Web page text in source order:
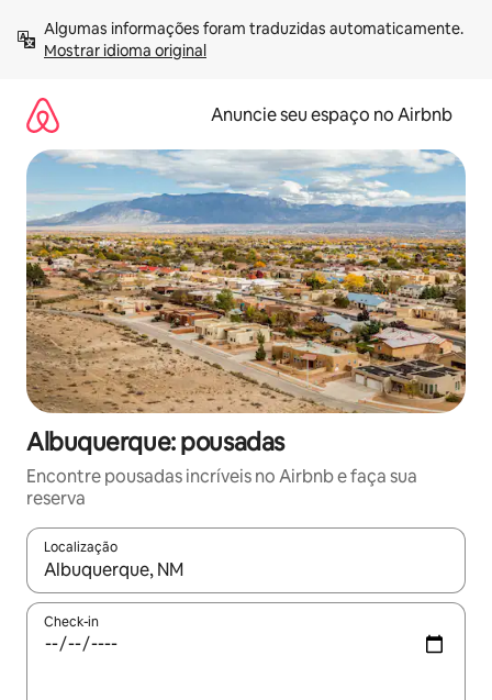
para
Mostrar idioma original
Anuncie seu espaço no Airbnb
Albuquerque: pousadas
Encontre pousadas incríveis no Airbnb e faça sua
reserva
Localização
Quando os resultados estiverem disponíveis, explore-os
Check-in